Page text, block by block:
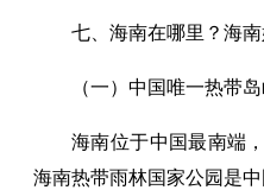
七、海南在哪里？海南
（一）中国唯一热带
海南位于中国最南端
海南热带雨林国家公园是